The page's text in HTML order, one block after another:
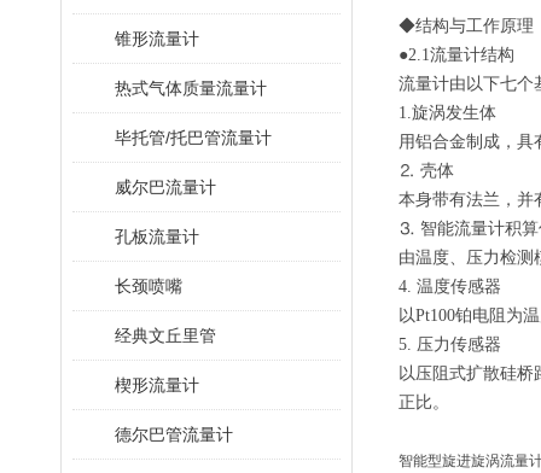
锥形流量计
热式气体质量流量计
毕托管/托巴管流量计
威尔巴流量计
孔板流量计
长颈喷嘴
经典文丘里管
楔形流量计
德尔巴管流量计
◆结构与工作原理
●2.1流量计结构
流量计由以下七个
1.旋涡发生体
用铝合金制成，具
⒉ 壳体
本身带有法兰，并
⒊ 智能流量计积算
由温度、压力检测
4. 温度传感器
以Pt100铂电阻为
5. 压力传感器
以压阻式扩散硅
正比。
智能型旋进旋涡流量